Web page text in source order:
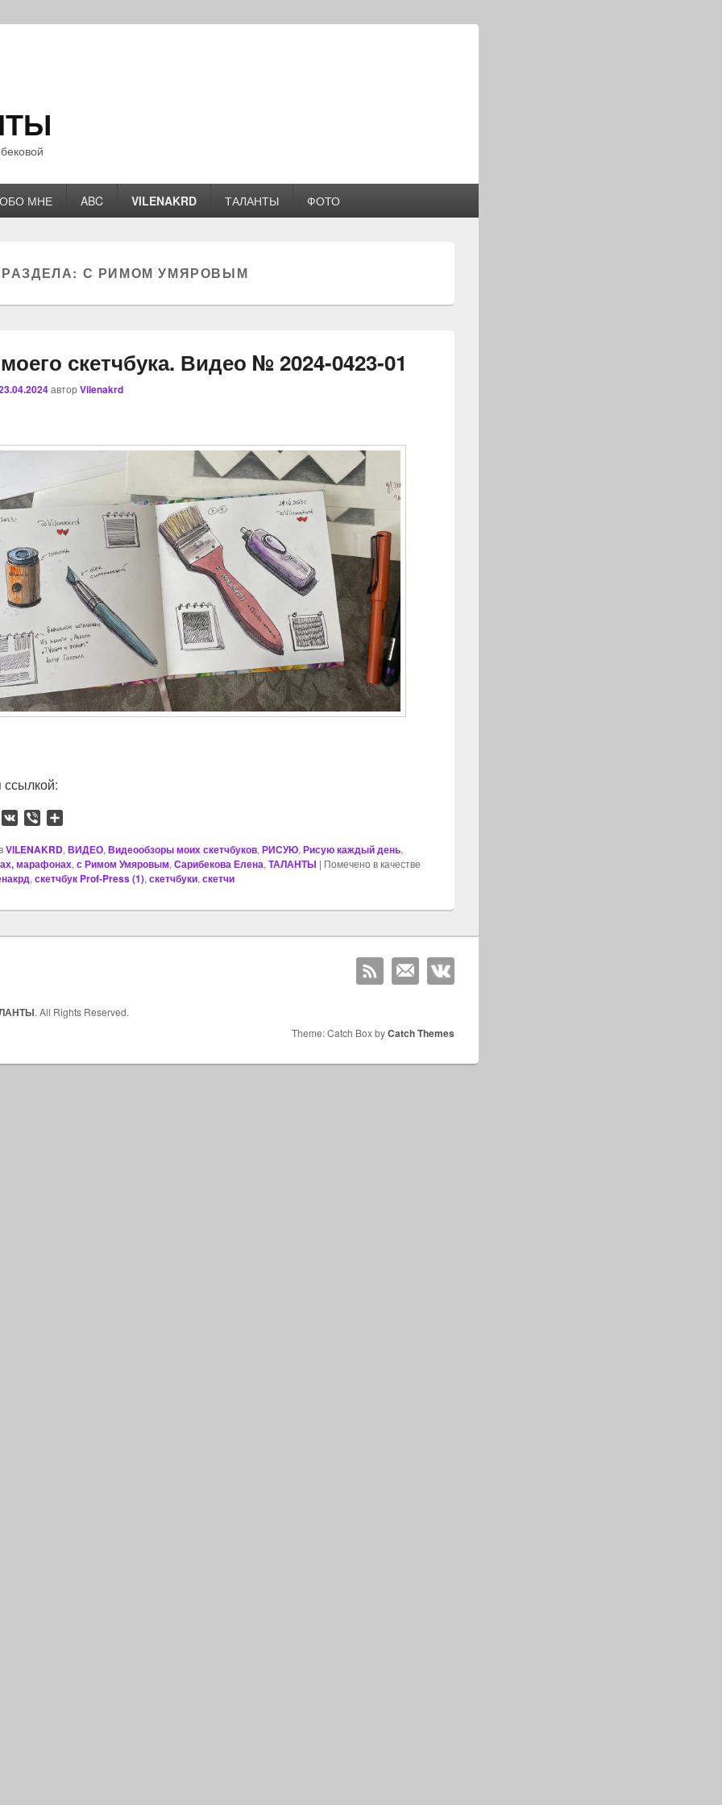
ОБО МНЕ ABC VILENAKRD ТАЛАНТЫ ФОТО
С РИМОМ УМЯРОВЫМ
скетчбука. Видео № 2024-0423-01
автор Vilenakrd
ссылкой:
W
V
V
b
e
r
п
р
а
и
VILENAKRD, ВИДЕО, Видеообзоры моих скетчбуков, РИСУЮ, Рисую каждый день,
марафонах, с Римом Умяровым, Сарибекова Елена, ТАЛАНТЫ | Помечено в качестве
, скетчбук Prof-Press (1), скетчбуки, скетчи
. All Rights Reserved.
Theme: Catch Box byCatch Themes